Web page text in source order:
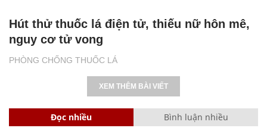
PHÒNG CHỐNG THUỐC LÁ
Hút thử thuốc lá điện tử, thiếu nữ hôn mê,
nguy cơ tử vong
XEM THÊM BÀI VIẾT
Đọc nhiều Bình luận nhiều